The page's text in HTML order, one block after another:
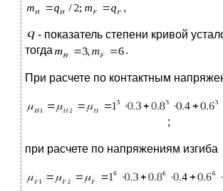
,
- показатель степени кривой
тогда
.
При расчете по контактным
;
при расчете по напряжениям изгиба